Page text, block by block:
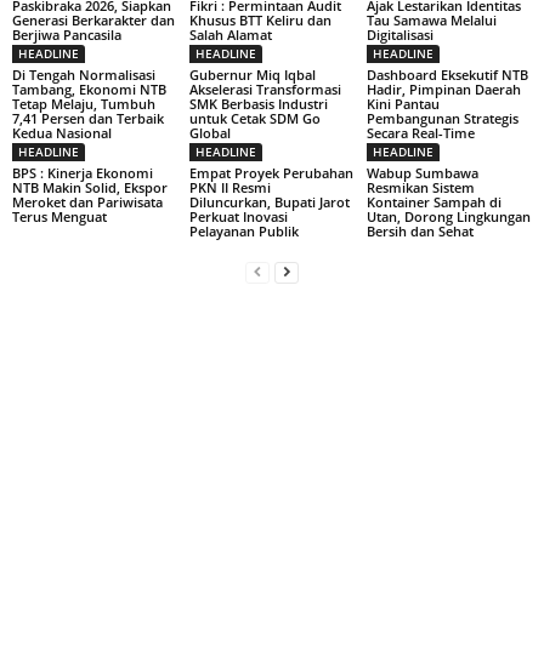
Paskibraka 2026, Siapkan
Generasi Berkarakter dan
Berjiwa Pancasila
Fikri : Permintaan Audit
Khusus BTT Keliru dan
Salah Alamat
Ajak Lestarikan Identitas
Tau Samawa Melalui
Digitalisasi
HEADLINE
Di Tengah Normalisasi
Tambang, Ekonomi NTB
Tetap Melaju, Tumbuh
7,41 Persen dan Terbaik
Kedua Nasional
HEADLINE
Gubernur Miq Iqbal
Akselerasi Transformasi
SMK Berbasis Industri
untuk Cetak SDM Go
Global
HEADLINE
Dashboard Eksekutif NTB
Hadir, Pimpinan Daerah
Kini Pantau
Pembangunan Strategis
Secara Real-Time
HEADLINE
BPS : Kinerja Ekonomi
NTB Makin Solid, Ekspor
Meroket dan Pariwisata
Terus Menguat
HEADLINE
Empat Proyek Perubahan
PKN II Resmi
Diluncurkan, Bupati Jarot
Perkuat Inovasi
Pelayanan Publik
HEADLINE
Wabup Sumbawa
Resmikan Sistem
Kontainer Sampah di
Utan, Dorong Lingkungan
Bersih dan Sehat